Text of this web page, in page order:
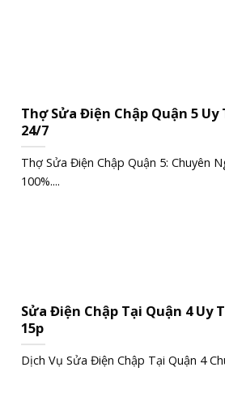
Thợ Sửa Điện Chập Quận 5 Uy
24/7
Thợ Sửa Điện Chập Quận 5: Chuyên
100%....
Sửa Điện Chập Tại Quận 4 Uy
15p
Dịch Vụ Sửa Điện Chập Tại Quận 4